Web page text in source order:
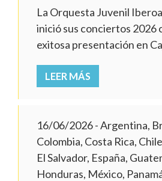
La Orquesta Juvenil
inició sus conciertos 2026
exitosa presentación en
LEER MÁS
16/06/2026- Argentina,
Colombia, Costa Rica,
El Salvador, España,
Honduras, México,